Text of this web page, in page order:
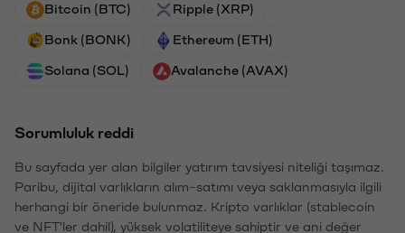
Bitcoin (BTC) Ripple (XRP)
Bonk (BONK) Ethereum (ETH)
Solana (SOL) Avalanche (AVAX)
Sorumluluk reddi
Bu sayfada yer alan bilgiler yatırım tavsiyesi niteliği taşımaz.
Paribu, dijital varlıkların alım-satımı veya saklanmasıyla ilgili
herhangi bir öneride bulunmaz. Kripto varlıklar (stablecoin
ve NFT'ler dahil), yüksek volatiliteye sahiptir ve ani değer